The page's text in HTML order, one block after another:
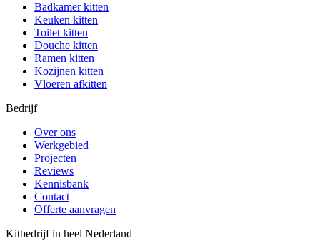
Badkamer kitten
Keuken kitten
Toilet kitten
Douche kitten
Ramen kitten
Kozijnen kitten
Vloeren afkitten
Bedrijf
Over ons
Werkgebied
Projecten
Reviews
Kennisbank
Contact
Offerte aanvragen
Kitbedrijf in heel Nederland